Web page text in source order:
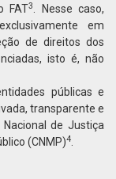
FAT3. Nesse caso,
em
de direitos dos
isto é, não
públicas e
transparente e
de Justiça
(CNMP)4.